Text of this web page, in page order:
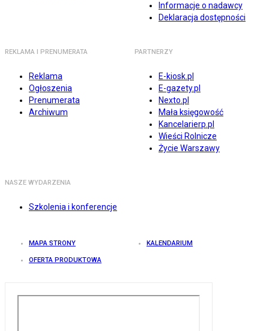
Informacje o nadawcy
Deklaracja dostępności
REKLAMA I PRENUMERATA
Reklama
Ogłoszenia
Prenumerata
Archiwum
PARTNERZY
E-kiosk.pl
E-gazety.pl
Nexto.pl
Mała księgowość
Kancelarierp.pl
Wieści Rolnicze
Życie Warszawy
NASZE WYDARZENIA
Szkolenia i konferencje
MAPA STRONY KALENDARIUM
OFERTA PRODUKTOWA